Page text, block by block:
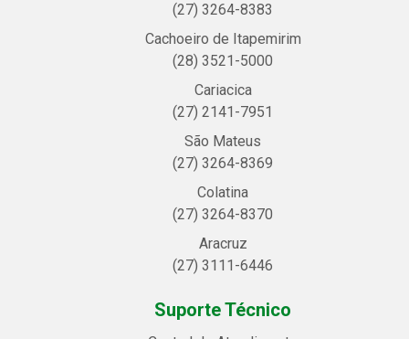
(27) 3264-8383
Cachoeiro de Itapemirim
(28) 3521-5000
Cariacica
(27) 2141-7951
São Mateus
(27) 3264-8369
Colatina
(27) 3264-8370
Aracruz
(27) 3111-6446
Suporte Técnico